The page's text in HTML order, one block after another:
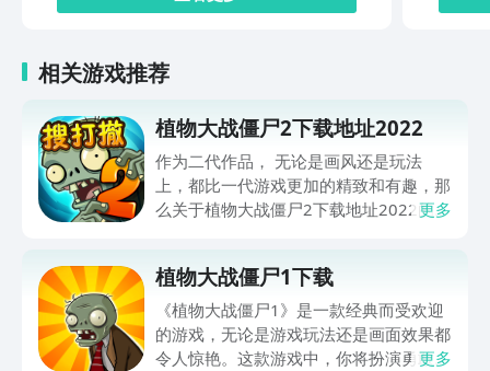
相关游戏推荐
植物大战僵尸2下载地址2022
作为二代作品， 无论是画风还是玩法
上，都比一代游戏更加的精致和有趣，那
么关于植物大战僵尸2下载地址2022的问
戏。
更多
植物大战僵尸1下载
《植物大战僵尸1》是一款经典而受欢迎
的游戏，无论是游戏玩法还是画面效果都
令人惊艳。这款游戏中，你将扮演勇敢的
更多